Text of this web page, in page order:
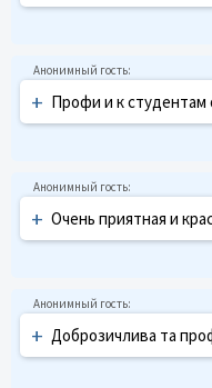
+ Профи и к студентам
+ Очень приятная и
+ Доброзичлива та